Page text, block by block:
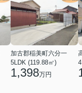
加古郡稲美町六分一
5LDK (119.88㎡)
1,398万円